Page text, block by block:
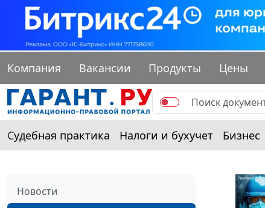
Компания Вакансии Продукты Цены
Судебная практика Налоги и бухучет Бизнес
Новости